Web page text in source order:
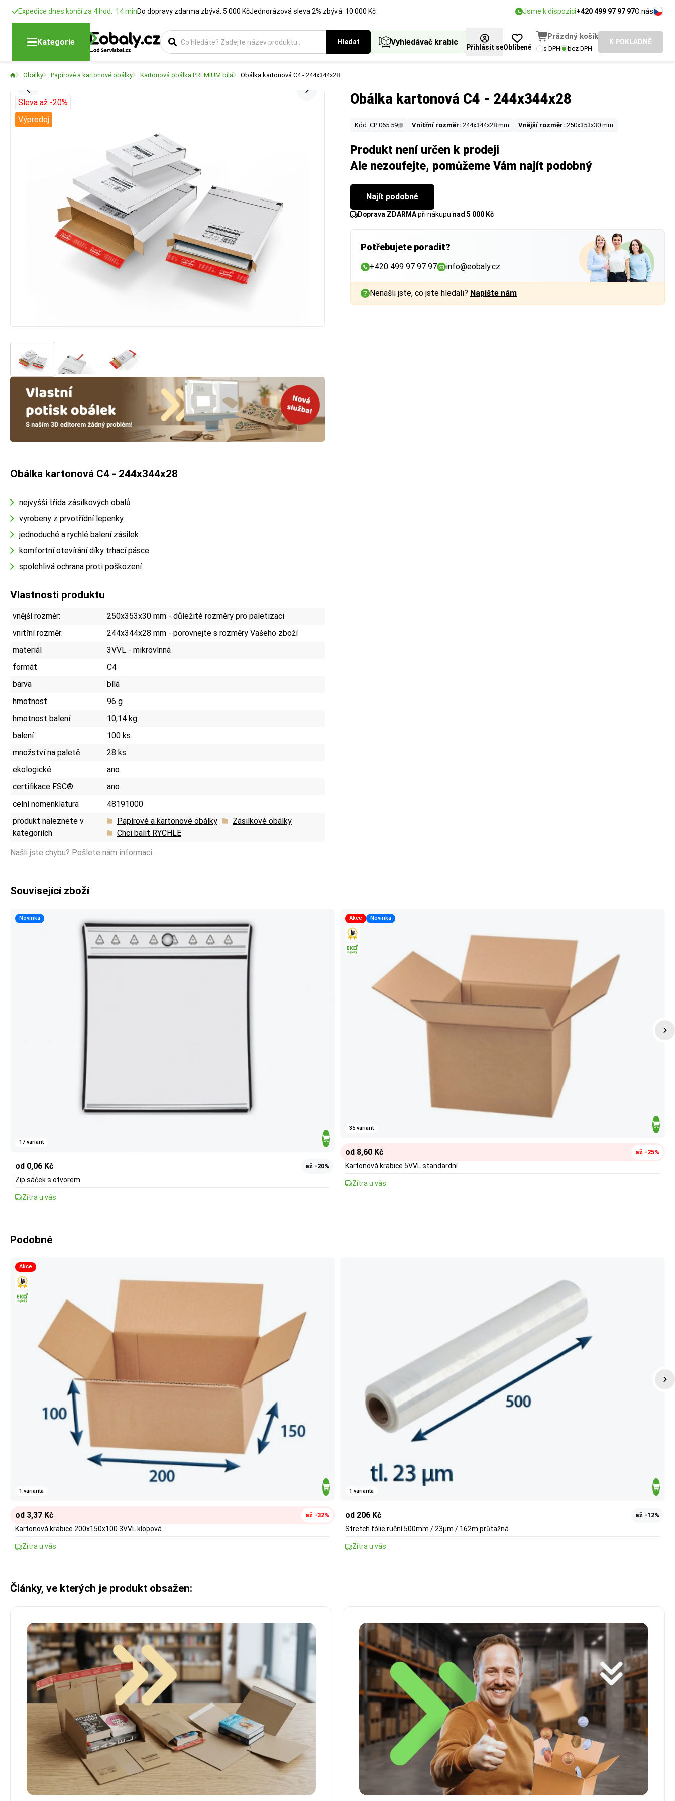
Expedice dnes končí za 4 hod. 14 minDo dopravy zdarma zbývá: 5 000 KčJednorázová sleva 2% zbývá: 10 000 Kč Jsme k dispozici+420 499 97 97 97O nás
Kategorie Hledat Vyhledávač krabic
Přihlásit seOblíbené
Prázdný košík
s DPH bez DPH
K POKLADNĚ
Obálky Papírové a kartonové obálky Kartonová obálka PREMIUM bílá Obálka kartonová C4 - 244x344x28
Obálka kartonová C4 - 244x344x28
Kód: CP 065.59 Vnitřní rozměr: 244x344x28 mm Vnější rozměr: 250x353x30 mm
Produkt není určen k prodeji
Ale nezoufejte, pomůžeme Vám najít podobný
Najít podobné
Doprava ZDARMApři nákupu nad 5 000 Kč
Potřebujete poradit?
+420 499 97 97 97 info@eobaly.cz
Nenašli jste, co jste hledali? Napište nám
Sleva až -20%
Výprodej
Obálka kartonová C4 - 244x344x28
nejvyšší třída zásilkových obalů
vyrobeny z prvotřídní lepenky
jednoduché a rychlé balení zásilek
komfortní otevírání díky trhací pásce
spolehlivá ochrana proti poškození
Vlastnosti produktu
vnější rozměr:
250x353x30 mm - důležité rozměry pro paletizaci
vnitřní rozměr:
244x344x28 mm - porovnejte s rozměry Vašeho zboží
materiál
3VVL - mikrovlnná
formát
C4
barva
bílá
hmotnost
96 g
hmotnost balení
10,14 kg
balení
100 ks
množství na paletě
28 ks
ekologické
ano
certifikace FSC®
ano
celní nomenklatura
48191000
produkt naleznete v
kategoriích
Papírové a kartonové obálky
Zásilkové obálky
Chci balit RYCHLE
Našli jste chybu? Pošlete nám informaci.
Související zboží
Novinka
17 variant
od 0,06 Kč až -20%
Zip sáček s otvorem
Zítra u vás
Akce Novinka
35 variant
od 8,60 Kč až -25%
Kartonová krabice 5VVL standardní
Zítra u vás
Podobné
Akce
1 varianta
od 3,37 Kč až -32%
Kartonová krabice 200x150x100 3VVL klopová
Zítra u vás
1 varianta
od 206 Kč až -12%
Stretch fólie ruční 500mm / 23µm / 162m průtažná
Zítra u vás
Články, ve kterých je produkt obsažen: